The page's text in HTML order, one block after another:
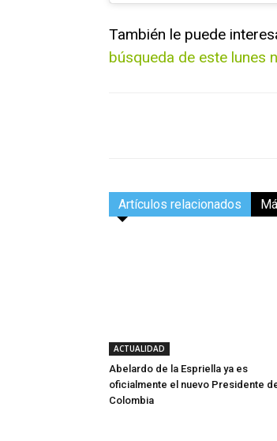
También le puede
búsqueda de este lunes
Artículos relacionados
ACTUALIDAD
Abelardo de la Espriella ya es
oficialmente el nuevo Presidente
Colombia